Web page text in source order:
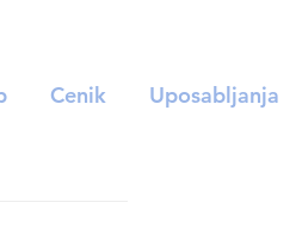
Cenik Uposabljanja